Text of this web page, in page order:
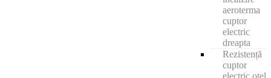
aeroterma
cuptor
electric
dreapta
Rezistență
cuptor
electric otel